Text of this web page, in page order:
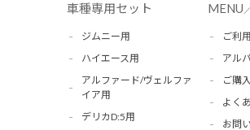
車種専用セット
ジムニー用
ハイエース用
アルファード/ヴェルファ
イア用
デリカD:5用
MENU
ご利
アル
ご購
よく
お問